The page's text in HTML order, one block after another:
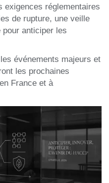
exigences réglementaires
de rupture, une veille
pour anticiper les
événements majeurs et
les prochaines
en France et à